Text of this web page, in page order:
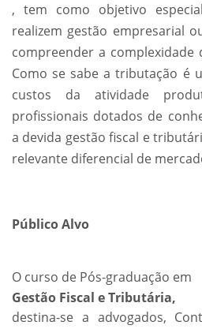
, tem como objetivo
realizem gestão empresarial
compreender a complexidade
Como se sabe a tributação é
custos da atividade
profissionais dotados de
a devida gestão fiscal e
relevante diferencial de
Público Alvo
O curso de Pós-graduação em
Gestão Fiscal e Tributária,
destina-se a advogados,